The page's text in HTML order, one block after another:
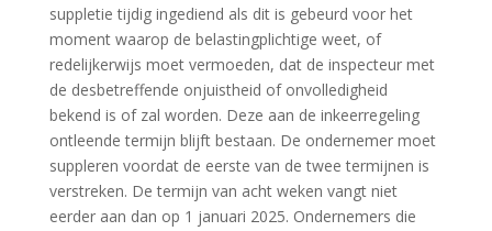
suppletie tijdig ingediend als dit is gebeurd voor het
moment waarop de belastingplichtige weet, of
redelijkerwijs moet vermoeden, dat de inspecteur met
de desbetreffende onjuistheid of onvolledigheid
bekend is of zal worden. Deze aan de inkeerregeling
ontleende termijn blijft bestaan. De ondernemer moet
suppleren voordat de eerste van de twee termijnen is
verstreken. De termijn van acht weken vangt niet
eerder aan dan op 1 januari 2025. Ondernemers die